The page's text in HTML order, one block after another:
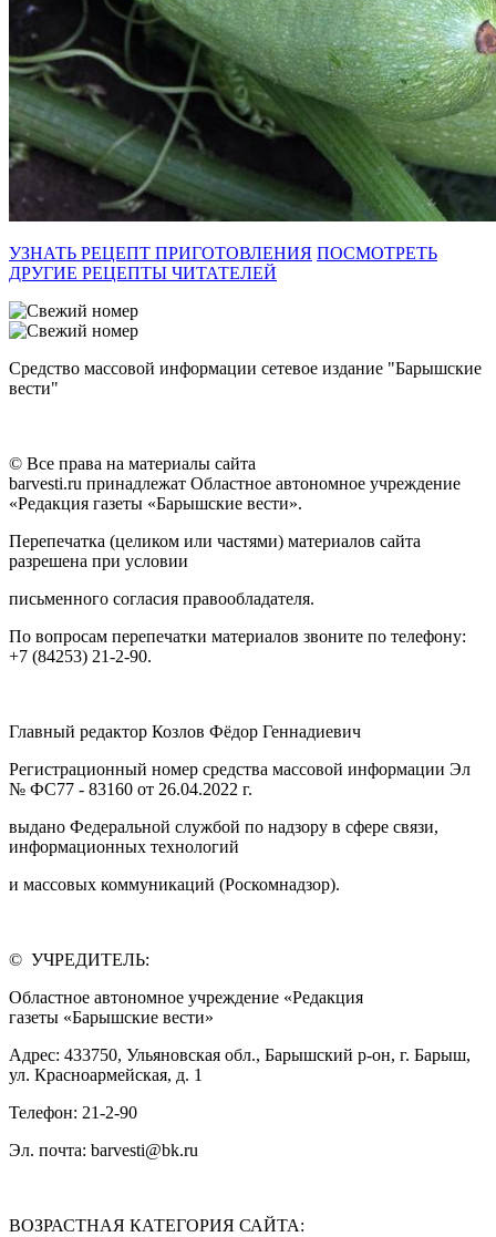
УЗНАТЬ РЕЦЕПТ ПРИГОТОВЛЕНИЯ ПОСМОТРЕТЬ
ДРУГИЕ РЕЦЕПТЫ ЧИТАТЕЛЕЙ
Средство массовой информации сетевое издание "Барышские
вести"
© Все права на материалы сайта
barvesti.ru принадлежат Областное автономное учреждение
«Редакция газеты «Барышские вести».
Перепечатка (целиком или частями) материалов сайта
разрешена при условии
письменного согласия правообладателя.
По вопросам перепечатки материалов звоните по телефону:
+7 (84253) 21-2-90.
Главный редактор Козлов Фёдор Геннадиевич
Регистрационный номер средства массовой информации Эл
№ ФС77 - 83160 от 26.04.2022 г.
выдано Федеральной службой по надзору в сфере связи,
информационных технологий
и массовых коммуникаций (Роскомнадзор).
© УЧРЕДИТЕЛЬ:
Областное автономное учреждение «Редакция
газеты «Барышские вести»
Адрес: 433750, Ульяновская обл., Барышский р-он, г. Барыш,
ул. Красноармейская, д. 1
Телефон: 21-2-90
Эл. почта: barvesti@bk.ru
ВОЗРАСТНАЯ КАТЕГОРИЯ САЙТА: